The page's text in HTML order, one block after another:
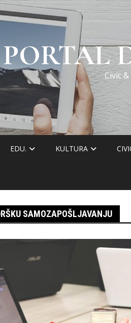
PORTAL
Civic
EDU. KULTURA
SAMOZAPOŠLJAVANJU